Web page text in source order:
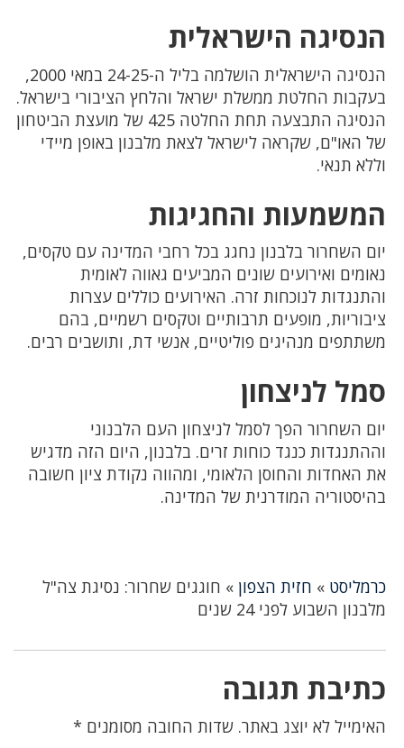
הנסיגה הישראלית
הנסיגה הישראלית הושלמה בליל ה-24-25 במאי 2000,
בעקבות החלטת ממשלת ישראל והלחץ הציבורי בישראל.
הנסיגה התבצעה תחת החלטה 425 של מועצת הביטחון
של האו"ם, שקראה לישראל לצאת מלבנון באופן מיידי
וללא תנאי.
המשמעות והחגיגות
יום השחרור בלבנון נחגג בכל רחבי המדינה עם טקסים,
נאומים ואירועים שונים המביעים גאווה לאומית
והתנגדות לנוכחות זרה. האירועים כוללים עצרות
ציבוריות, מופעים תרבותיים וטקסים רשמיים, בהם
משתתפים מנהיגים פוליטיים, אנשי דת, ותושבים רבים.
סמל לניצחון
יום השחרור הפך לסמל לניצחון העם הלבנוני
וההתנגדות כנגד כוחות זרים. בלבנון, היום הזה מדגיש
את האחדות והחוסן הלאומי, ומהווה נקודת ציון חשובה
בהיסטוריה המודרנית של המדינה.
כרמליסט » חזית הצפון » חוגגים שחרור: נסיגת צה"ל
מלבנון השבוע לפני 24 שנים
כתיבת תגובה
האימייל לא יוצג באתר. שדות החובה מסומנים *